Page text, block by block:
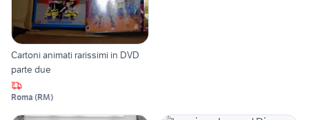
Cartoni animati rarissimi in DVD
parte due
Roma (RM)